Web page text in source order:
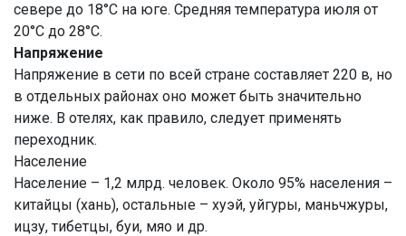
севере до 18°C на юге. Средняя температура июля от
20°C до 28°C.
Напряжение
Напряжение в сети по всей стране составляет 220 в, но
в отдельных районах оно может быть значительно
ниже. В отелях, как правило, следует применять
переходник.
Население
Население – 1,2 млрд. человек. Около 95% населения –
китайцы (хань), остальные – хуэй, уйгуры, маньчжуры,
ицзу, тибетцы, буи, мяо и др.